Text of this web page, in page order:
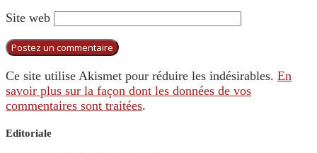
Site web
Ce site utilise Akismet pour réduire les indésirables. En
savoir plus sur la façon dont les données de vos
commentaires sont traitées.
Editoriale